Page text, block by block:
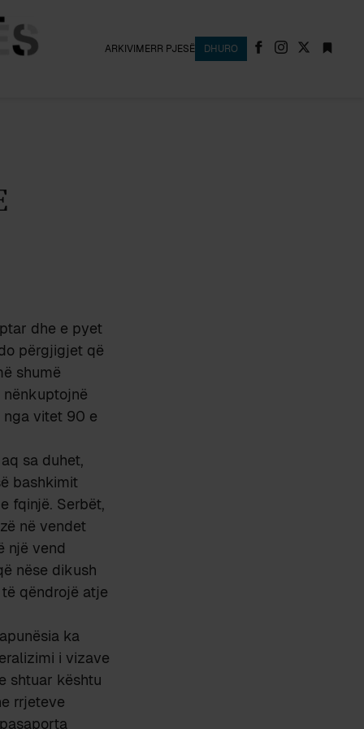
ARKIVIMERR PJESË DHURO
dhe e pyet
përgjigjet që
shumë
nga vitet 90 e
sa duhet,
bashkimit
fqinjë. Serbët,
në vendet
një vend
nëse dikush
qëndrojë atje
ka
i vizave
shtuar kështu
rrjeteve